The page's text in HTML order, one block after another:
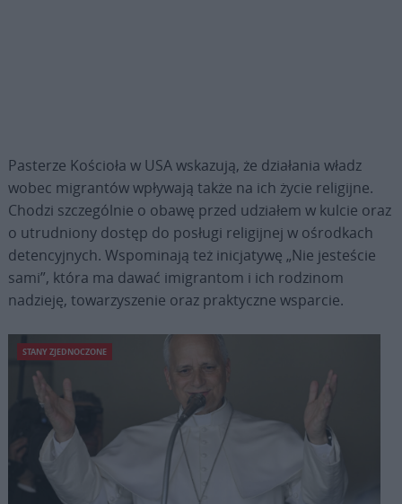
Pasterze Kościoła w USA wskazują, że działania władz
wobec migrantów wpływają także na ich życie religijne.
Chodzi szczególnie o obawę przed udziałem w kulcie oraz
o utrudniony dostęp do posługi religijnej w ośrodkach
detencyjnych. Wspominają też inicjatywę „Nie jesteście
sami”, która ma dawać imigrantom i ich rodzinom
nadzieję, towarzyszenie oraz praktyczne wsparcie.
STANY ZJEDNOCZONE